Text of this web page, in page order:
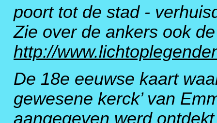
poort tot de stad -
Zie over de ankers ook
http://
De 18e eeuwse kaart
gewesene kerck’ van
aangegeven werd